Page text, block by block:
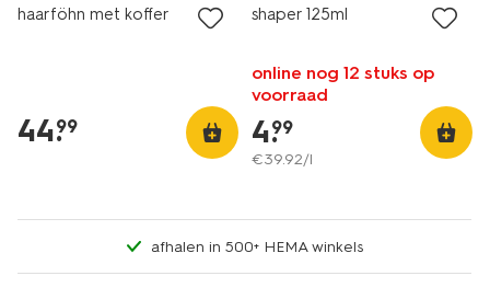
haarföhn met koffer
44.
99
shaper 125ml
online nog 12 stuks op
voorraad
4.
99
€39.92/l
afhalen in 500+ HEMA winkels